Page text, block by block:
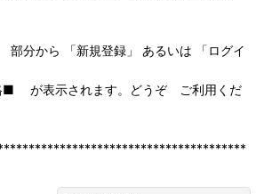
部分から 「新規登録」 あるいは 「ログイ
表示されます。どうぞ ご利用くだ